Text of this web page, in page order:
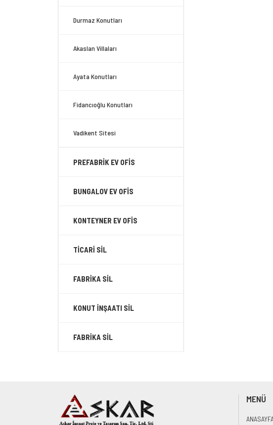
Durmaz Konutları
Akaslan Villaları
Ayata Konutları
Fidancıoğlu Konutları
Vadikent Sitesi
PREFABRİK EV OFİS
BUNGALOV EV OFİS
KONTEYNER EV OFİS
TİCARİ SİL
FABRİKA SİL
KONUT İNŞAATI SİL
FABRİKA SİL
MENÜ